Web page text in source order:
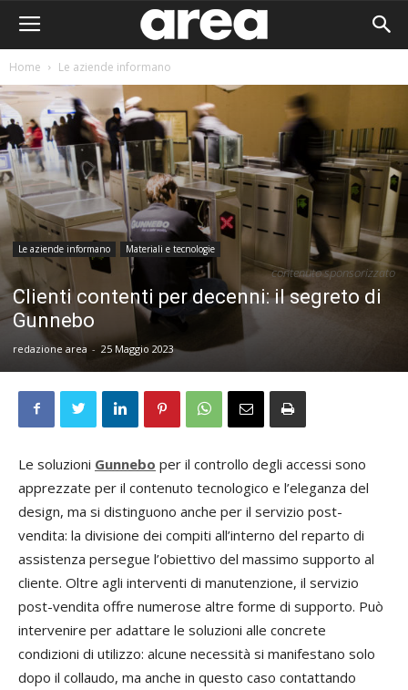
Home Le aziende informano
Le aziende informano Materiali e tecnologie
contenuto sponsorizzato
Clienti contenti per decenni: il segreto di
Gunnebo
redazione area - 25 Maggio 2023
Le soluzioni Gunnebo per il controllo degli accessi sono
apprezzate per il contenuto tecnologico e l’eleganza del
design, ma si distinguono anche per il servizio post-
vendita: la divisione dei compiti all’interno del reparto di
assistenza persegue l’obiettivo del massimo supporto al
cliente. Oltre agli interventi di manutenzione, il servizio
post-vendita offre numerose altre forme di supporto. Può
intervenire per adattare le soluzioni alle concrete
condizioni di utilizzo: alcune necessità si manifestano solo
dopo il collaudo, ma anche in questo caso contattando